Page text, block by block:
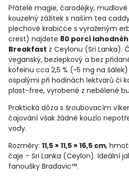
Přátelé magie, čarodějky,
kouzelný zážitek s naším tea
plechové krabičce s vyraženým
crest) najdete 80 porcí
Breakfast z Ceylonu (Sri Lanka).
veganský, bezlepkový a bez
kofeinu cca 2,5 % (~5 mg na
ospalými při hodinách lektvarů či
plast-free, vyrobené z nebělené
Praktická dóza s šroubovacím
čajování však žádné kouzlo
vody.
Rozměry: 11,5 × 11,5 × 16,5 cm,
čaje – Sri Lanka (Ceylon). Ideální
fanoušky Bradavic™.